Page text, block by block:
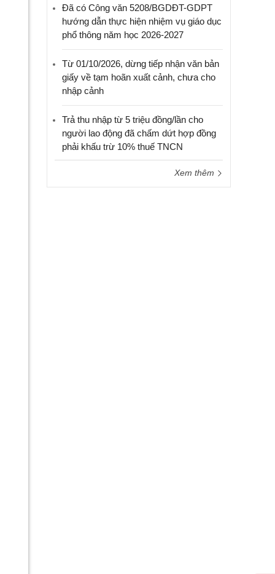
Đã có Công văn 5208/BGDĐT-GDPT
hướng dẫn thực hiện nhiệm vụ giáo dục
phổ thông năm học 2026-2027
Từ 01/10/2026, dừng tiếp nhận văn bản
giấy về tạm hoãn xuất cảnh, chưa cho
nhập cảnh
Trả thu nhập từ 5 triệu đồng/lần cho
người lao động đã chấm dứt hợp đồng
phải khấu trừ 10% thuế TNCN
Xem thêm